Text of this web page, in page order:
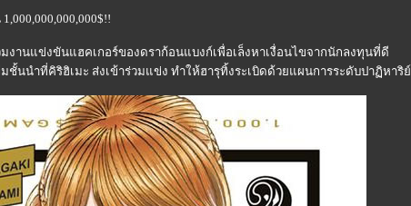
มงานแข่งขันแฮคเกอร์ของดราก้อนแบงก์เพื่อเล็งหาเงื่อนไขจากนักลงทุนที่ดี
นนำที่คิริฮิเมะ ส่งเข้าร่วมแข่ง ทำให้ฮารุทิ้งระเบิดด้วยแผนการระดับปาฏิหาริย์